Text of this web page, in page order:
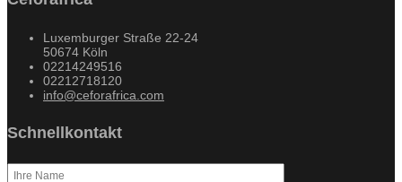
Luxemburger Straße 22-24
50674 Köln
02214249516
02212718120
info@ceforafrica.com
Schnellkontakt